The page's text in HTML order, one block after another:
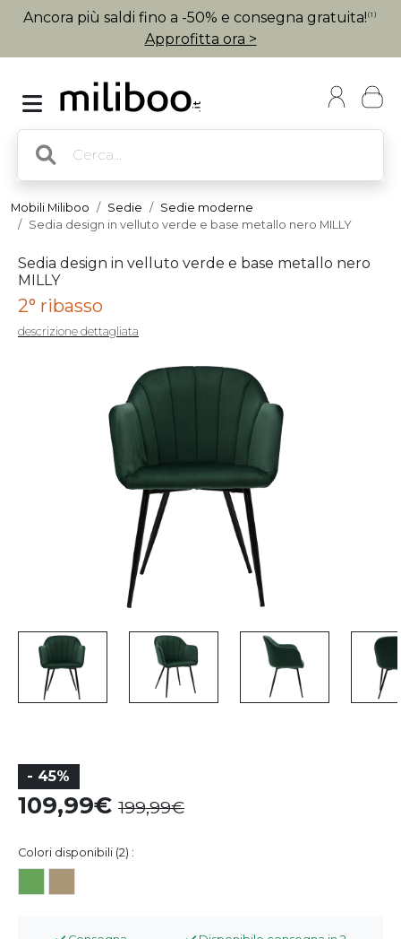
Ancora più saldi fino a -50% e consegna gratuita! (1)
Approfitta ora >
Mobili Miliboo Sedie
Sedie moderne
Sedia design in velluto verde e base metallo nero MILLY
Sedia design in velluto verde e base metallo nero
MILLY
2° ribasso
descrizione dettagliata
- 45%
109,99 199,99
Colori disponibili (2) :